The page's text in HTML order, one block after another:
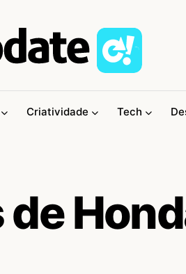
Criatividade Tech